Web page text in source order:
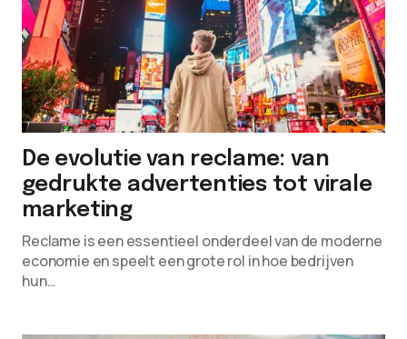
De evolutie van reclame: van
gedrukte advertenties tot virale
marketing
Reclame is een essentieel onderdeel van de moderne
economie en speelt een grote rol in hoe bedrijven
hun…